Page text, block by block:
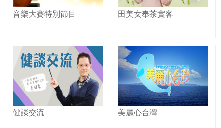
音樂大賽特別節目 田美女奉茶實客
健談交流 美麗心台灣